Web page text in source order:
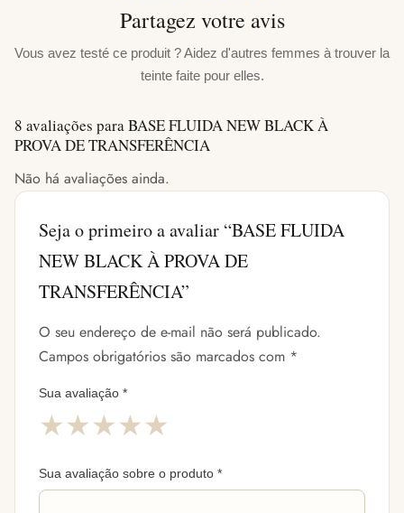
Partagez votre avis
Vous avez testé ce produit ? Aidez d'autres femmes à trouver la
teinte faite pour elles.
8 avaliações paraBASE FLUIDA NEW BLACK À
PROVA DE TRANSFERÊNCIA
Não há avaliações ainda.
Seja o primeiro a avaliar “BASE FLUIDA
NEW BLACK À PROVA DE
TRANSFERÊNCIA”
O seu endereço de e-mail não será publicado.
Campos obrigatórios são marcados com *
Sua avaliação *
★★★★★
Sua avaliação sobre o produto *